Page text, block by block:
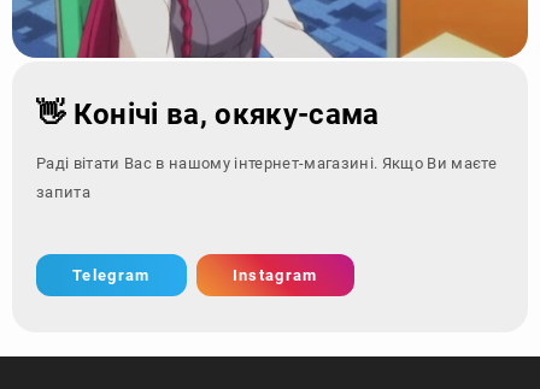
👋 Конічі ва, окяку-сама
Раді вітати Вас в нашому інтернет-магазині. Якщо Ви маєте
запитання - зверні
Telegram Instagram